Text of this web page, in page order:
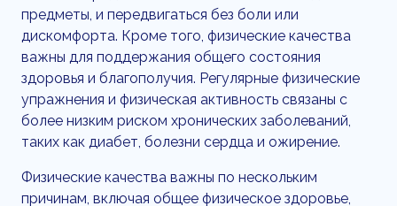
предметы, и передвигаться без боли или
дискомфорта. Кроме того, физические качества
важны для поддержания общего состояния
здоровья и благополучия. Регулярные физические
упражнения и физическая активность связаны с
более низким риском хронических заболеваний,
таких как диабет, болезни сердца и ожирение.
Физические качества важны по нескольким
причинам, включая общее физическое здоровье,